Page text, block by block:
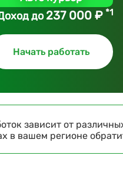
до237 000 ₽ *1
Начать работать
зависит от
в вашем регионе